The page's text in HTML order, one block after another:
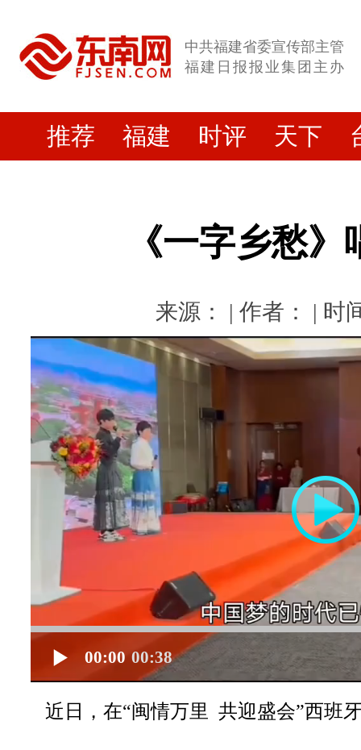
中共福建省委宣传部主管
福建日报报业集团主办
推荐 福建 时评 天下
《一字乡愁
来源： | 作者： | 时
00:00 00:38
近日，在“闽情万里 共迎盛会”西班